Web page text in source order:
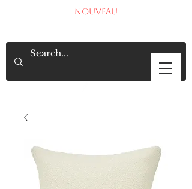
NOUVEAU